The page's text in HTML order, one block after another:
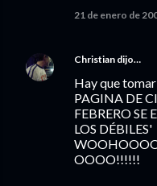
21 de enero de
Christian dijo…
Hay que
PAGINA DE
FEBRERO SE
LOS DÉBILES'
OOOO!!!!!!